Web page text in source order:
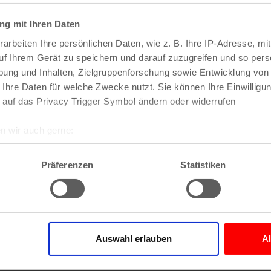
mit Ihren Daten
Ihre persönlichen Daten, wie z. B. Ihre IP-Adresse,
Ihrem Gerät zu speichern und darauf zuzugreifen und so
und Inhalten, Zielgruppenforschung sowie Entwicklung
Daten für welche Zwecke nutzt. Sie können Ihre
das Privacy Trigger Symbol ändern oder widerrufen
geografische Lage erfassen, welche bis auf einige Meter
Scannen nach bestimmten Merkmalen (Fingerprinting)
Ihre persönlichen Daten verarbeitet werden, und legen Sie
und Anzeigen zu personalisieren, Funktionen für soziale
zu analysieren. Außerdem geben wir Informationen zu
Präferenzen Statistiken
Auswahl erlauben
Bahn: (H)
St. Georg
Kirchen